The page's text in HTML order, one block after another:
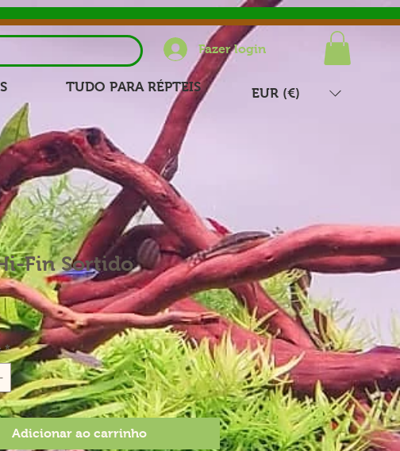
Fazer login
TUDO PARA RÉPTEIS EUR (€)
Fin Sortido
*
Adicionar ao carrinho